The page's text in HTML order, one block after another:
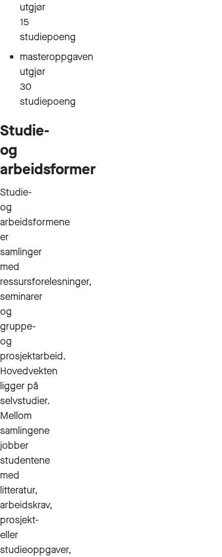
utgjør
15
studiepoeng
masteroppgaven
utgjør
30
studiepoeng
Studie-
og
arbeidsformer
Studie-
og
arbeidsformene
er
samlinger
med
ressursforelesninger,
seminarer
og
gruppe-
og
prosjektarbeid.
Hovedvekten
ligger på
selvstudier.
Mellom
samlingene
jobber
studentene
med
litteratur,
arbeidskrav,
prosjekt-
eller
studieoppgaver,